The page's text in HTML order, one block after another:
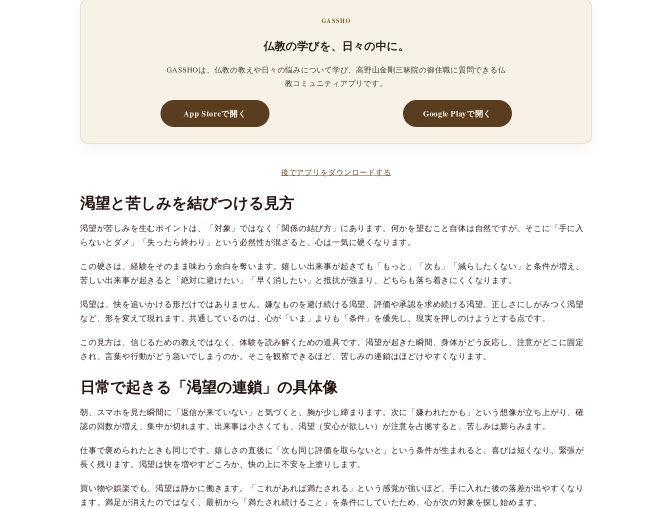
GASSHO
仏教の学びを、日々の中に。
GASSHOは、仏教の教えや日々の悩みについて学び、高野山金剛三昧院の御住職に質問できる仏
教コミュニティアプリです。
App Storeで開く Google Playで開く
後でアプリをダウンロードする
渇望と苦しみを結びつける見方
渇望が苦しみを生むポイントは、「対象」ではなく「関係の結び方」にあります。何かを望むこと自体は自然ですが、そこに「手に入
らないとダメ」「失ったら終わり」という必然性が混ざると、心は一気に硬くなります。
この硬さは、経験をそのまま味わう余白を奪います。嬉しい出来事が起きても「もっと」「次も」「減らしたくない」と条件が増え、
苦しい出来事が起きると「絶対に避けたい」「早く消したい」と抵抗が強まり、どちらも落ち着きにくくなります。
渇望は、快を追いかける形だけではありません。嫌なものを避け続ける渇望、評価や承認を求め続ける渇望、正しさにしがみつく渇望
など、形を変えて現れます。共通しているのは、心が「いま」よりも「条件」を優先し、現実を押しのけようとする点です。
この見方は、信じるための教えではなく、体験を読み解くための道具です。渇望が起きた瞬間、身体がどう反応し、注意がどこに固定
され、言葉や行動がどう急いでしまうのか。そこを観察できるほど、苦しみの連鎖はほどけやすくなります。
日常で起きる「渇望の連鎖」の具体像
朝、スマホを見た瞬間に「返信が来ていない」と気づくと、胸が少し締まります。次に「嫌われたかも」という想像が立ち上がり、確
認の回数が増え、集中が切れます。出来事は小さくても、渇望（安心が欲しい）が注意を占拠すると、苦しみは膨らみます。
仕事で褒められたときも同じです。嬉しさの直後に「次も同じ評価を取らないと」という条件が生まれると、喜びは短くなり、緊張が
長く残ります。渇望は快を増やすどころか、快の上に不安を上塗りします。
買い物や娯楽でも、渇望は静かに働きます。「これがあれば満たされる」という感覚が強いほど、手に入れた後の落差が出やすくなり
ます。満足が消えたのではなく、最初から「満たされ続けること」を条件にしていたため、心が次の対象を探し始めます。